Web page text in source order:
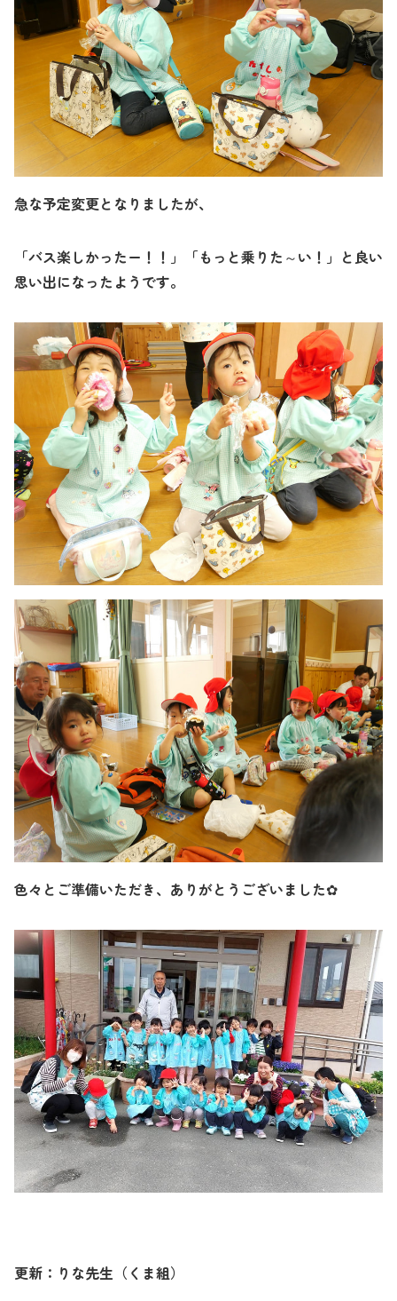
急な予定変更となりましたが、
「バス楽しかったー！！」「もっと乗りた～い！」と良い
思い出になったようです。
色々とご準備いただき、ありがとうございました✿
更新：りな先生（くま組）